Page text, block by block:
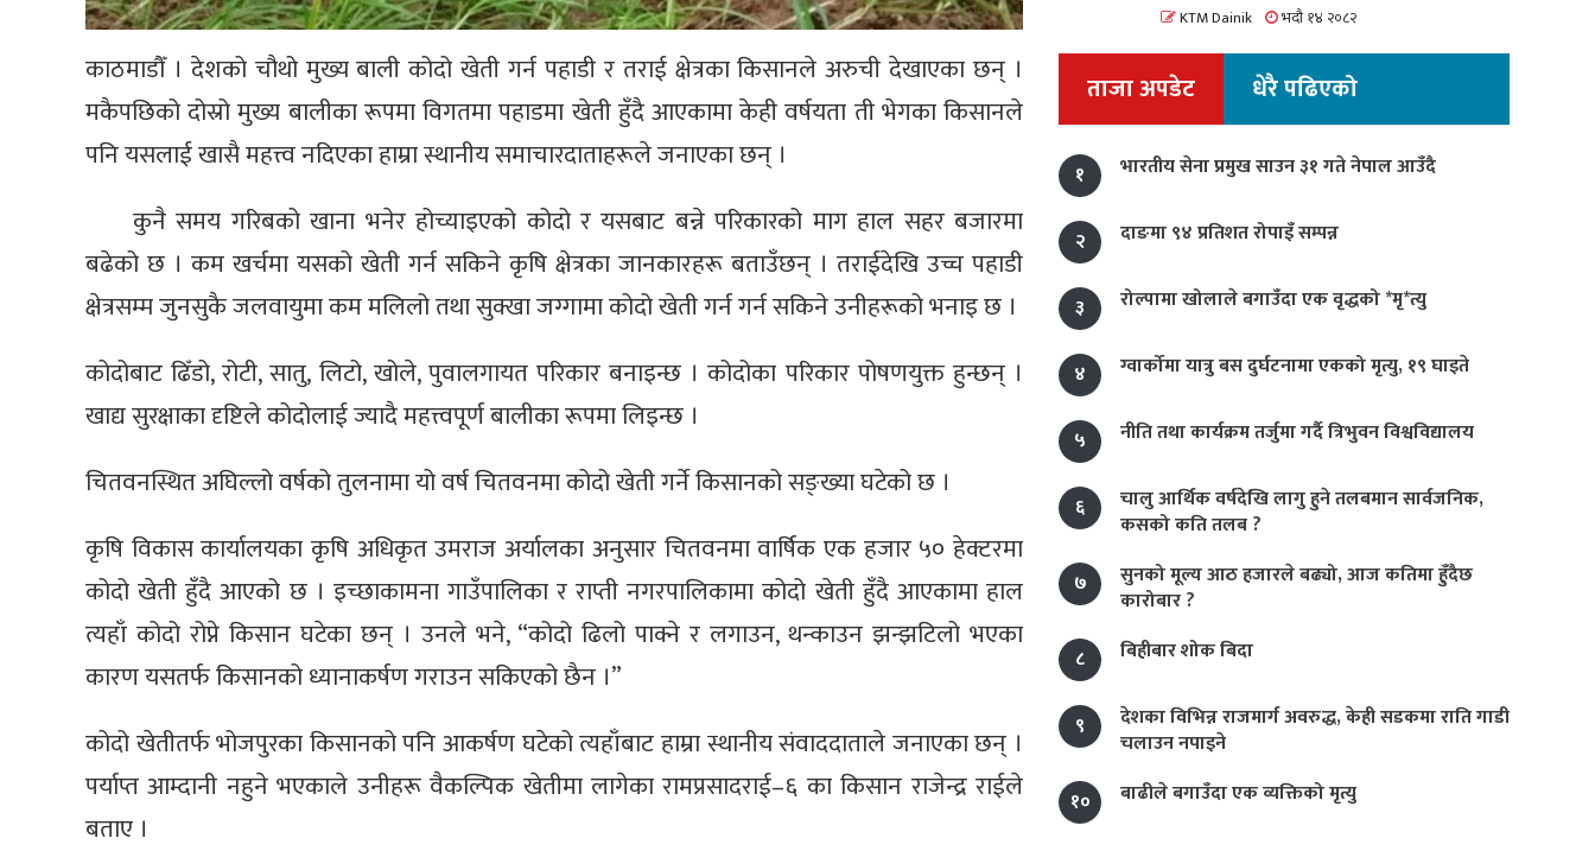
काठमाडौँ । देशको चौथो मुख्य बाली कोदो खेती गर्न पहाडी र तराई क्षेत्रका किसानले अरुची देखाएका छन् ।
मकैपछिको दोस्रो मुख्य बालीका रूपमा विगतमा पहाडमा खेती हुँदै आएकामा केही वर्षयता ती भेगका किसानले
पनि यसलाई खासै महत्त्व नदिएका हाम्रा स्थानीय समाचारदाताहरूले जनाएका छन् ।
कुनै समय गरिबको खाना भनेर होच्याइएको कोदो र यसबाट बन्ने परिकारको माग हाल सहर बजारमा
बढेको छ । कम खर्चमा यसको खेती गर्न सकिने कृषि क्षेत्रका जानकारहरू बताउँछन् । तराईदेखि उच्च पहाडी
क्षेत्रसम्म जुनसुकै जलवायुमा कम मलिलो तथा सुक्खा जग्गामा कोदो खेती गर्न गर्न सकिने उनीहरूको भनाइ छ ।
कोदोबाट ढिँडो, रोटी, सातु, लिटो, खोले, पुवालगायत परिकार बनाइन्छ । कोदोका परिकार पोषणयुक्त हुन्छन् ।
खाद्य सुरक्षाका दृष्टिले कोदोलाई ज्यादै महत्त्वपूर्ण बालीका रूपमा लिइन्छ ।
चितवनस्थित अघिल्लो वर्षको तुलनामा यो वर्ष चितवनमा कोदो खेती गर्ने किसानको सङ्ख्या घटेको छ ।
कृषि विकास कार्यालयका कृषि अधिकृत उमराज अर्यालका अनुसार चितवनमा वार्षिक एक हजार ५० हेक्टरमा
कोदो खेती हुँदै आएको छ । इच्छाकामना गाउँपालिका र राप्ती नगरपालिकामा कोदो खेती हुँदै आएकामा हाल
त्यहाँ कोदो रोप्ने किसान घटेका छन् । उनले भने, “कोदो ढिलो पाक्ने र लगाउन, थन्काउन झन्झटिलो भएका
कारण यसतर्फ किसानको ध्यानाकर्षण गराउन सकिएको छैन ।”
कोदो खेतीतर्फ भोजपुरका किसानको पनि आकर्षण घटेको त्यहाँबाट हाम्रा स्थानीय संवाददाताले जनाएका छन् ।
पर्याप्त आम्दानी नहुने भएकाले उनीहरू वैकल्पिक खेतीमा लागेका रामप्रसादराई–६ का किसान राजेन्द्र राईले
बताए ।
KTM Dainik भदौ १४ २०८२
ताजा अपडेट धेरै पढिएको
१ भारतीय सेना प्रमुख साउन ३१ गते नेपाल आउँदै
२ दाङमा ९४ प्रतिशत रोपाइँ सम्पन्न
३ रोल्पामा खोलाले बगाउँदा एक वृद्धको *मृ*त्यु
४ ग्वार्कोमा यात्रु बस दुर्घटनामा एकको मृत्यु, १९ घाइते
५ नीति तथा कार्यक्रम तर्जुमा गर्दै त्रिभुवन विश्वविद्यालय
६
चालु आर्थिक वर्षदेखि लागु हुने तलबमान सार्वजनिक,
कसको कति तलब ?
७
सुनको मूल्य आठ हजारले बढ्यो, आज कतिमा हुँदैछ
कारोबार ?
८
बिहीबार शोक बिदा
९
देशका विभिन्न राजमार्ग अवरुद्ध, केही सडकमा राति गाडी
चलाउन नपाइने
१०
बाढीले बगाउँदा एक व्यक्तिको मृत्यु